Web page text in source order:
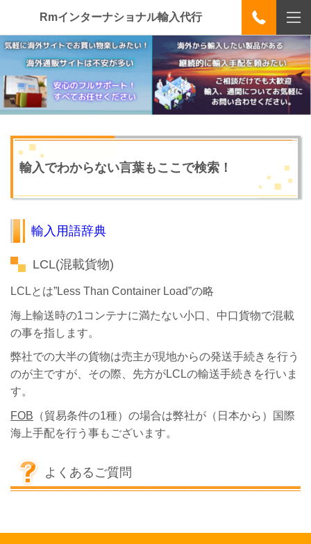
Rmインターナショナル輸入代行
輸入でわからない言葉もここで検索！
輸入用語辞典
LCL(混載貨物)
LCLとは”Less Than Container Load”の略
海上輸送時の1コンテナに満たない小口、中口貨物で混載
の事を指します。
弊社での大半の貨物は売主が現地からの発送手続きを行う
のが主ですが、その際、先方がLCLの輸送手続きを行いま
す。
FOB （貿易条件の1種）の場合は弊社が（日本から）国際
海上手配を行う事もございます。
よくあるご質問